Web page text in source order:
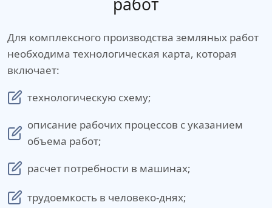
Для комплексного производства земляных работ
необходима технологическая карта, которая
включает:
технологическую схему;
описание рабочих процессов с указанием
объема работ;
расчет потребности в машинах;
трудоемкость в человеко-днях;